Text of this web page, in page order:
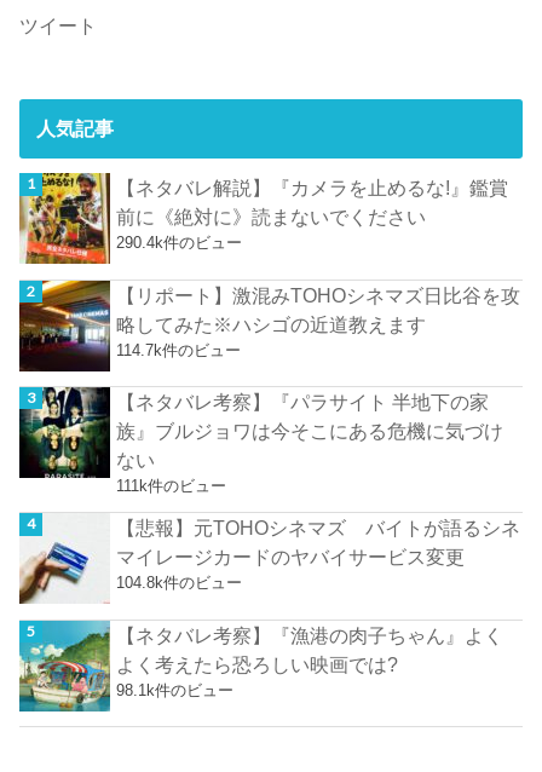
ツイート
人気記事
【ネタバレ解説】『カメラを止めるな!』鑑賞
前に《絶対に》読まないでください
290.4k件のビュー
【リポート】激混みTOHOシネマズ日比谷を攻
略してみた※ハシゴの近道教えます
114.7k件のビュー
【ネタバレ考察】『パラサイト 半地下の家
族』ブルジョワは今そこにある危機に気づけ
ない
111k件のビュー
【悲報】元TOHOシネマズ バイトが語るシネ
マイレージカードのヤバイサービス変更
104.8k件のビュー
【ネタバレ考察】『漁港の肉子ちゃん』よく
よく考えたら恐ろしい映画では?
98.1k件のビュー